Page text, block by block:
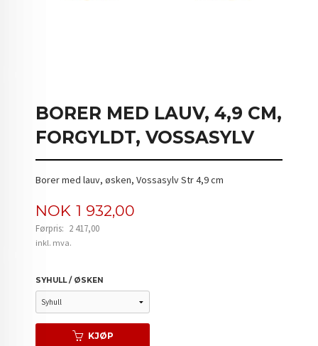
BORER MED LAUV, 4,9 CM,
FORGYLDT, VOSSASYLV
Borer med lauv, øsken, Vossasylv Str 4,9 cm
Tilbud
NOK 1 932,00
Førpris: 2 417,00
Rabatt
inkl. mva.
SYHULL / ØSKEN
KJØP